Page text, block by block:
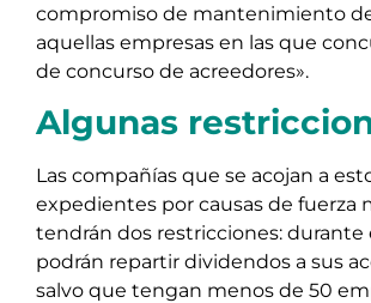
compromiso de mantenimiento
aquellas empresas en las que
de concurso de acreedores».
Algunas
Las compañías que se acojan a
expedientes por causas de fuerza
tendrán dos restricciones: durante
podrán repartir dividendos a sus
salvo que tengan menos de 50